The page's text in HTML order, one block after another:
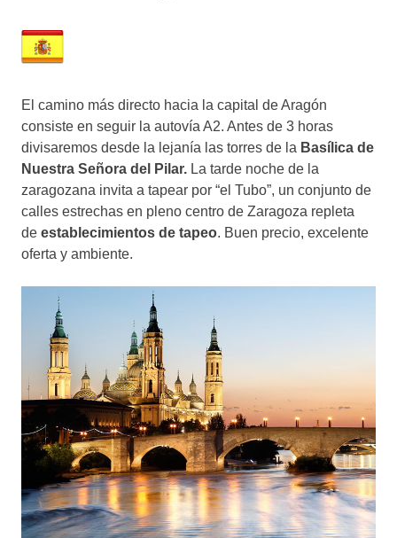
El camino más directo hacia la capital de Aragón
consiste en seguir la autovía A2. Antes de 3 horas
divisaremos desde la lejanía las torres de la Basílica de
Nuestra Señora del Pilar. La tarde noche de la
zaragozana invita a tapear por “el Tubo”, un conjunto de
calles estrechas en pleno centro de Zaragoza repleta
de establecimientos de tapeo. Buen precio, excelente
oferta y ambiente.